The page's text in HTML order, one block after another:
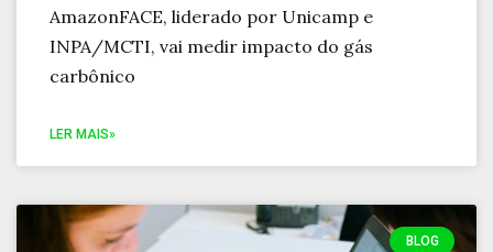
AmazonFACE, liderado por Unicamp e
INPA/MCTI, vai medir impacto do gás
carbônico
LER MAIS»
BLOG